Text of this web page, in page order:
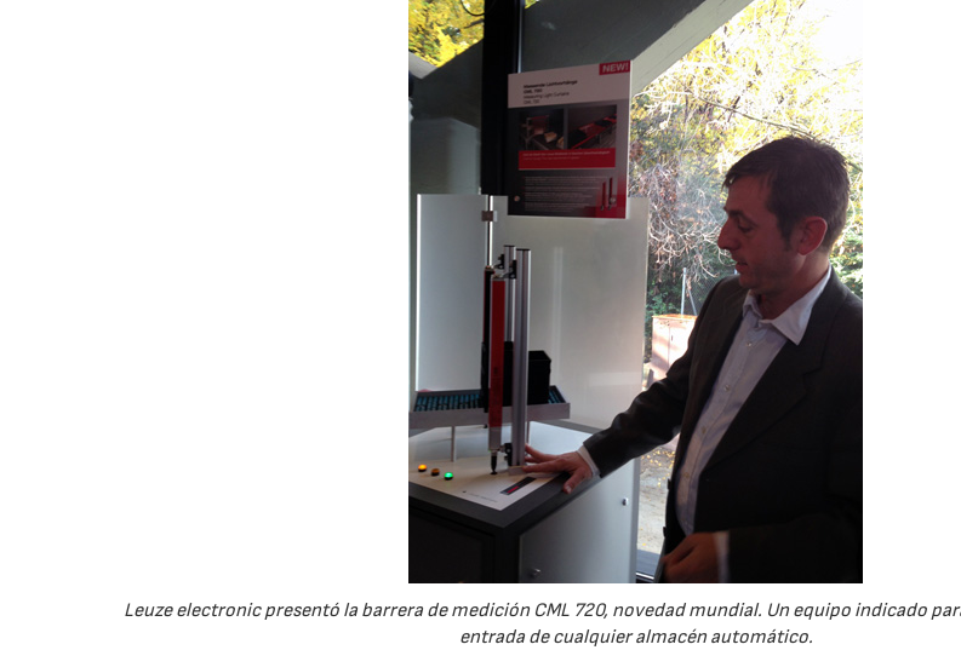
Leuze electronic presentó la barrera de medición CML 720, novedad mundial. Un equipo indicado
entrada de cualquier almacén automático.
22/07/2026